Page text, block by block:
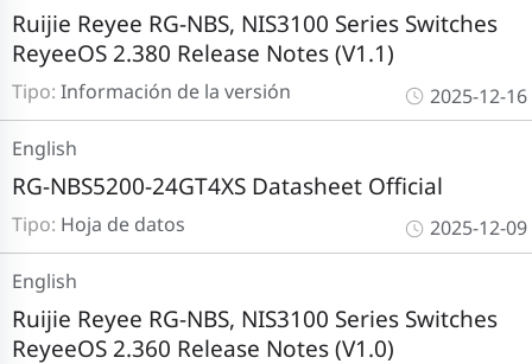
Tipo: Información de la versión
Ruijie Reyee RG-NBS, NIS3100 Series Switches
ReyeeOS 2.380 Release Notes (V1.1)
2025-12-16
Tipo: Hoja de datos
RG-NBS5200-24GT4XS Datasheet Official
English
2025-12-09
Ruijie Reyee RG-NBS, NIS3100 Series Switches
ReyeeOS 2.360 Release Notes (V1.0)
English